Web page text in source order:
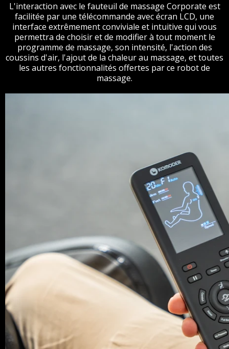
L'interaction avec le fauteuil de massage Corporate est
facilitée par une télécommande avec écran LCD, une
interface extrêmement conviviale et intuitive qui vous
permettra de choisir et de modifier à tout moment le
programme de massage, son intensité, l'action des
coussins d'air, l'ajout de la chaleur au massage, et toutes
les autres fonctionnalités offertes par ce robot de
massage.